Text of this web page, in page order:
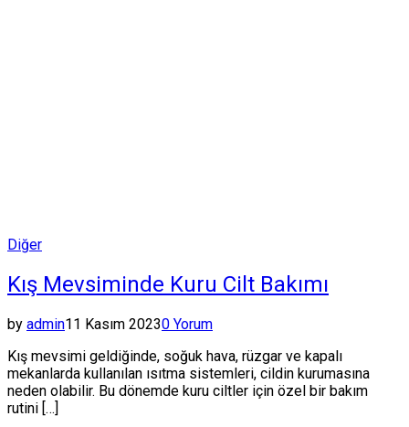
Posted
Diğer
Kış Mevsiminde Kuru Cilt Bakımı
by admin11 Kasım 20230 Yorum
Kış mevsimi geldiğinde, soğuk hava, rüzgar ve kapalı
mekanlarda kullanılan ısıtma sistemleri, cildin kurumasına
neden olabilir. Bu dönemde kuru ciltler için özel bir bakım
rutini […]